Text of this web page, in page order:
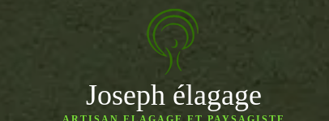
Joseph élagage